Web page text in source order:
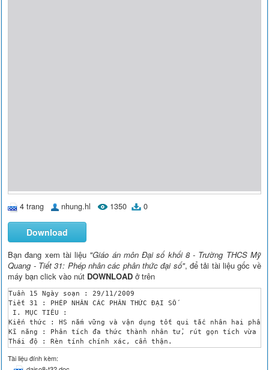
4 trang nhung.hl 1350 0
Download
Bạn đang xem tài liệu "Giáo án môn Đại số khối 8 - Trường THCS Mỹ
Quang - Tiết 31: Phép nhân các phân thức đại số", để tải tài liệu gốc về
máy bạn click vào nút DOWNLOAD ở trên
Tuần 15 Ngày soạn : 29/11/2009
Tiết 31 : PHÉP NHÂN CÁC PHÂN THỨC ĐẠI SỐ
I. MỤC TIÊU :
Kiến thức : HS nắm vững và vận dụng tốt qui tắc nhân hai
Kĩ năng : Phân tích đa thức thành nhân tử, rút gọn tích vừa
Thái độ : Rèn tính chính xác, cẩn thận.
II. CHUẨN BỊ :
GV : Bảng phụ ghi bài tập, qui tắc, tính chất phép nhân.
Tài liệu đính kèm: